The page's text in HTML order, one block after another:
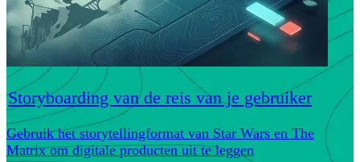
Storyboarding van de reis van je gebruiker
Gebruik het storytellingformat van Star Wars en The
Matrix om digitale producten uit te leggen